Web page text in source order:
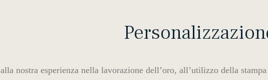
nostra esperienza nella lavorazione dell’oro, all’utilizzo della